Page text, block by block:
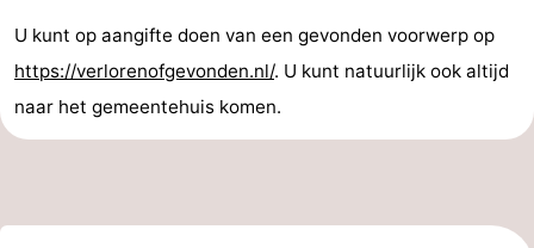
Terschelling
-
Texel
Weer
Contact
U kunt op aangifte doen van een gevonden voorwerp op
https://verlorenofgevonden.nl/. U kunt natuurlijk ook altijd
naar het gemeentehuis komen.